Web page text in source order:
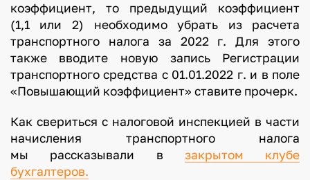
коэффициент, то предыдущий коэффициент
(1,1 или 2) необходимо убрать из расчета
транспортного налога за 2022 г. Для этого
также вводите новую запись Регистрации
транспортного средства с 01.01.2022 г. и в поле
«Повышающий коэффициент» ставите прочерк.
Как свериться с налоговой инспекцией в части
начисления транспортного налога
мы рассказывали в закрытом клубе
бухгалтеров.